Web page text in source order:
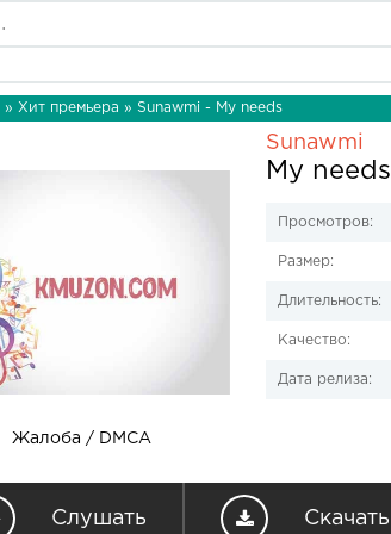
» Хит премьера » Sunawmi - My needs
Жалоба / DMCA
Sunawmi
My needs
Просмотров:
Размер:
Длительность:
Качество:
Дата релиза:
Слушать Скачать